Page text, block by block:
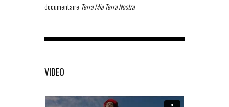
documentaire Terra Mia Terra Nostra.
VIDEO
-